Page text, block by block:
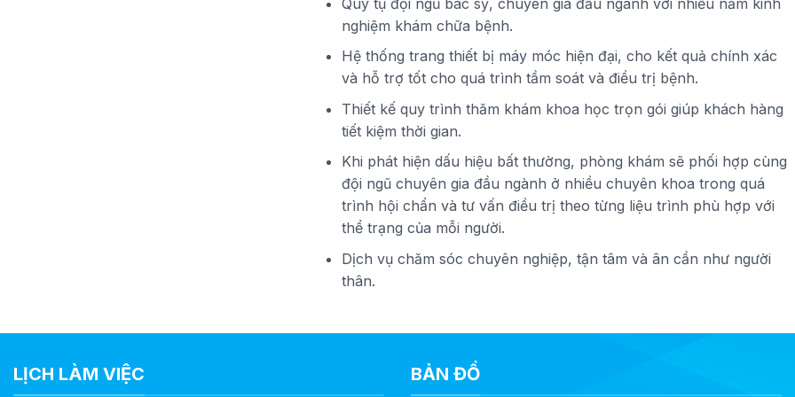
nghiệm khám chữa bệnh.
Hệ thống trang thiết bị máy móc hiện đại, cho kết quả chính xác
và hỗ trợ tốt cho quá trình tầm soát và điều trị bệnh.
Thiết kế quy trình thăm khám khoa học trọn gói giúp khách hàng
tiết kiệm thời gian.
Khi phát hiện dấu hiệu bất thường, phòng khám sẽ phối hợp cùng
đội ngũ chuyên gia đầu ngành ở nhiều chuyên khoa trong quá
trình hội chẩn và tư vấn điều trị theo từng liệu trình phù hợp với
thể trạng của mỗi người.
Dịch vụ chăm sóc chuyên nghiệp, tận tâm và ân cần như người
thân.
LỊCH LÀM VIỆC BẢN ĐỒ